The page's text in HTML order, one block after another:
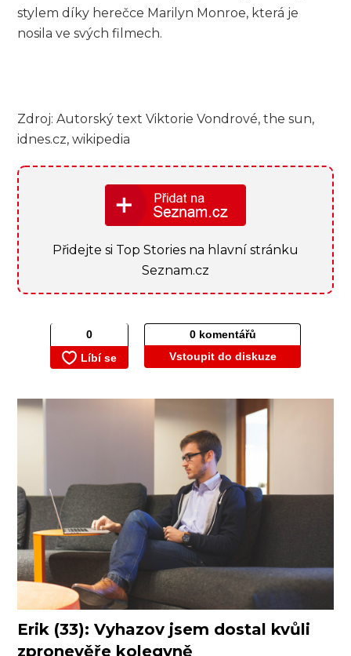
stylem díky herečce Marilyn Monroe, která je
nosila ve svých filmech.
Zdroj: Autorský text Viktorie Vondrové, the sun,
idnes.cz, wikipedia
Přidejte si Top Stories na hlavní stránku
Seznam.cz
0 komentářů
Vstoupit do diskuze
Erik (33): Vyhazov jsem dostal kvůli
zpronevěře kolegyně